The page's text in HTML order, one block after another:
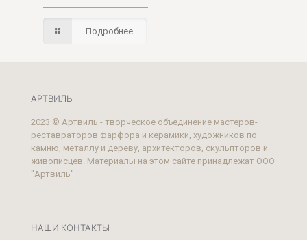
Подробнее
АРТВИЛЬ
2023 © Артвиль - творческое объединение мастеров-
реставраторов фарфора и керамики, художников по
камню, металлу и дереву, архитекторов, скульпторов и
живописцев. Материалы на этом сайте принадлежат ООО
"Артвиль"
НАШИ КОНТАКТЫ